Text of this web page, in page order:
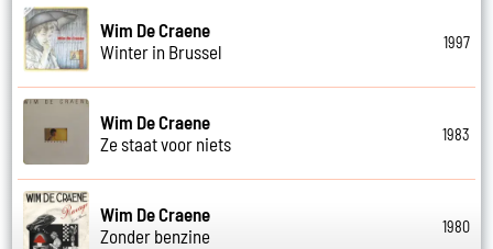
Wim De Craene
Winter in Brussel
1997
Wim De Craene
Ze staat voor niets
1983
Wim De Craene
Zonder benzine
1980